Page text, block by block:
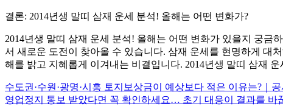
결론: 2014년생 말띠 삼재 운세 분석! 올해는 어떤 변화가?
2014년생 말띠 삼재 운세 분석! 올해는 어떤 변화가 있을지 궁금
서 새로운 도전이 찾아올 수 있습니다. 삼재 운세를 현명하게 대
해를 밝고 지혜롭게 이겨내는 비결입니다. 2014년생 말띠 삼재
수도권·수원·광명·시흥 토지보상금이 예상보다 적은 이유는?｜
영업정지 통보 받았다면 꼭 확인하세요… 초기 대응이 결과를 바